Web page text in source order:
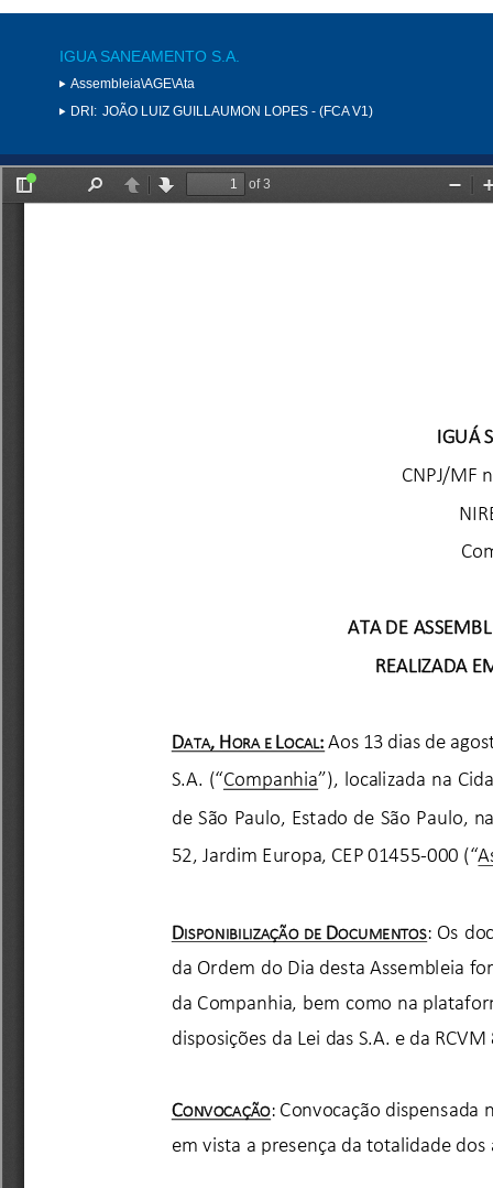
IGUA SANEAMENTO S.A.
Assembleia\AGE\Ata
DRI: JOÃO LUIZ GUILLAUMON LOPES - (FCA V1)